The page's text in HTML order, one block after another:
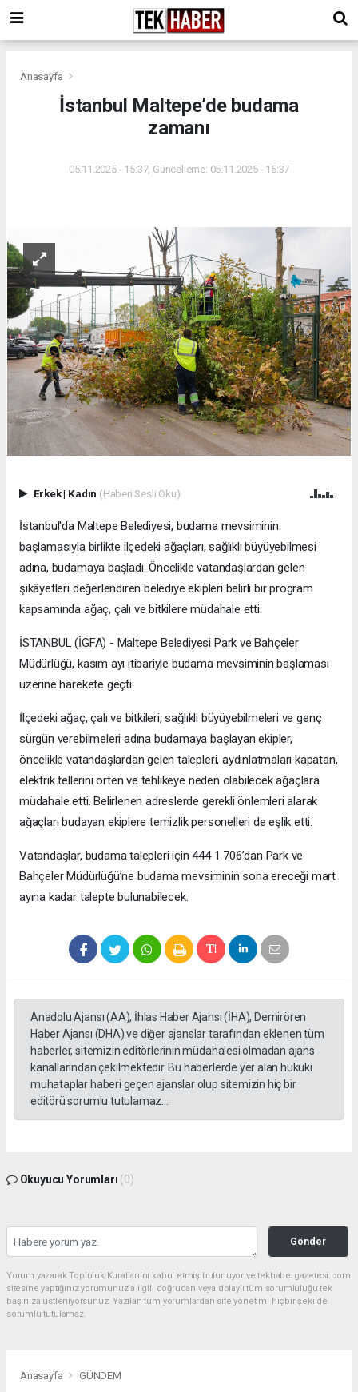
Anasayfa
İstanbul Maltepe’de budama
zamanı
05.11.2025 - 15:37, Güncelleme: 05.11.2025 - 15:37
Erkek| Kadın (Haberi Sesli Oku)
İstanbul'da Maltepe Belediyesi, budama mevsiminin
başlamasıyla birlikte ilçedeki ağaçları, sağlıklı büyüyebilmesi
adına, budamaya başladı. Öncelikle vatandaşlardan gelen
şikâyetleri değerlendiren belediye ekipleri belirli bir program
kapsamında ağaç, çalı ve bitkilere müdahale etti.
İSTANBUL (İGFA) - Maltepe Belediyesi Park ve Bahçeler
Müdürlüğü, kasım ayı itibariyle budama mevsiminin başlaması
üzerine harekete geçti.
İlçedeki ağaç, çalı ve bitkileri, sağlıklı büyüyebilmeleri ve genç
sürgün verebilmeleri adına budamaya başlayan ekipler,
öncelikle vatandaşlardan gelen talepleri, aydınlatmaları kapatan,
elektrik tellerini örten ve tehlikeye neden olabilecek ağaçlara
müdahale etti. Belirlenen adreslerde gerekli önlemleri alarak
ağaçları budayan ekiplere temizlik personelleri de eşlik etti.
Vatandaşlar, budama talepleri için 444 1 706’dan Park ve
Bahçeler Müdürlüğü’ne budama mevsiminin sona ereceği mart
ayına kadar talepte bulunabilecek.
Anadolu Ajansı (AA), İhlas Haber Ajansı (İHA), Demirören
Haber Ajansı (DHA) ve diğer ajanslar tarafından eklenen tüm
haberler, sitemizin editörlerinin müdahalesi olmadan ajans
kanallarından çekilmektedir. Bu haberlerde yer alan hukuki
muhataplar haberi geçen ajanslar olup sitemizin hiç bir
editörü sorumlu tutulamaz...
Okuyucu Yorumları (0)
Gönder
Yorum yazarak Topluluk Kuralları’nı kabul etmiş bulunuyor ve tekhabergazetesi.com
sitesine yaptığınız yorumunuzla ilgili doğrudan veya dolaylı tüm sorumluluğu tek
başınıza üstleniyorsunuz. Yazılan tüm yorumlardan site yönetimi hiçbir şekilde
sorumlu tutulamaz.
Anasayfa GÜNDEM